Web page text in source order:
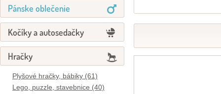
Pánske oblečenie
Kočíky a autosedačky
Hračky
Plyšové hračky, bábiky (61)
Lego, puzzle, stavebnice (40)